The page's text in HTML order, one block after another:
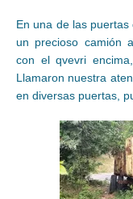
En una de las
un precioso camión
con el qvevri
Llamaron nuestra
en diversas puertas,